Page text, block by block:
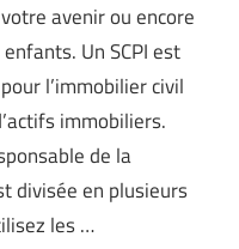
avenir ou encore
Un SCPI est
l’immobilier civil
immobiliers.
de la
divisée en plusieurs
les …